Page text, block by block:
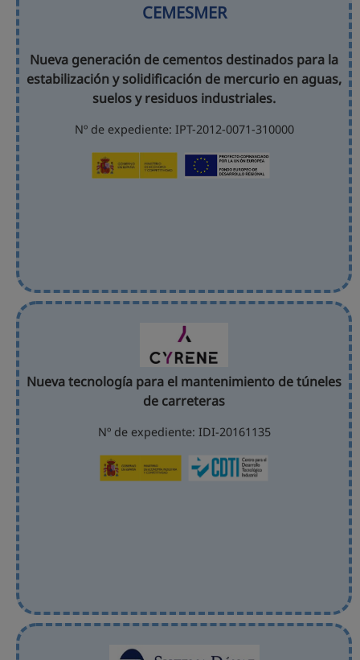
CEMESMER
Nueva generación de cementos destinados para la
estabilización y solidificación de mercurio en aguas,
suelos y residuos industriales.
Nº de expediente: IPT-2012-0071-310000
Nueva tecnología para el mantenimiento de túneles
de carreteras
Nº de expediente: IDI-20161135